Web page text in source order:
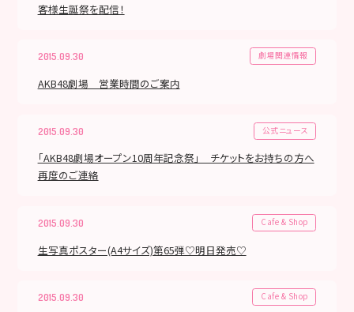
客様生誕祭を配信！
2015.09.30 劇場関連情報
AKB48劇場 営業時間のご案内
2015.09.30 公式ニュース
「AKB48劇場オープン10周年記念祭」 チケットをお持ちの方へ
再度のご連絡
2015.09.30 Cafe & Shop
生写真ポスター(A4サイズ)第65弾♡明日発売♡
2015.09.30 Cafe & Shop